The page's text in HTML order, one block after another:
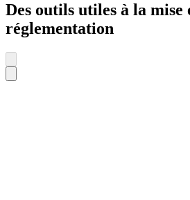
Des outils utiles à la
réglementation